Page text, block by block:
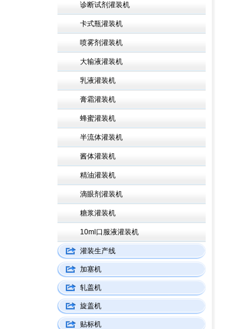
诊断试剂灌装机
卡式瓶灌装机
喷雾剂灌装机
大输液灌装机
乳液灌装机
膏霜灌装机
蜂蜜灌装机
半流体灌装机
酱体灌装机
精油灌装机
滴眼剂灌装机
糖浆灌装机
10ml口服液灌装机
灌装生产线
加塞机
轧盖机
旋盖机
贴标机